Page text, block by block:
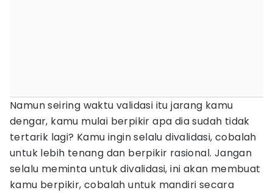
Namun seiring waktu validasi itu jarang kamu
dengar, kamu mulai berpikir apa dia sudah tidak
tertarik lagi? Kamu ingin selalu divalidasi, cobalah
untuk lebih tenang dan berpikir rasional. Jangan
selalu meminta untuk divalidasi, ini akan membuat
kamu berpikir, cobalah untuk mandiri secara